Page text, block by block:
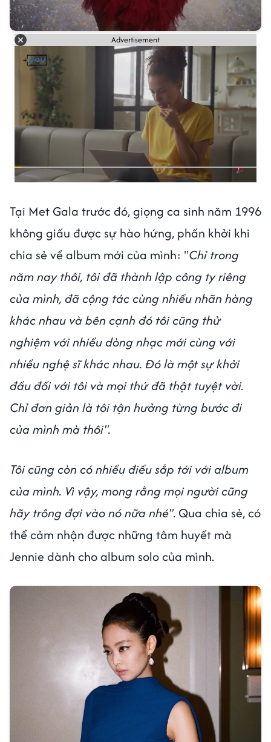
Advertisement
Tại Met Gala trước đó, giọng ca sinh năm 1996
không giấu được sự hào hứng, phấn khởi khi
chia sẻ về album mới của mình: "Chỉ trong
năm nay thôi, tôi đã thành lập công ty riêng
của mình, đã cộng tác cùng nhiều nhãn hàng
khác nhau và bên cạnh đó tôi cũng thử
nghiệm với nhiều dòng nhạc mới cùng với
nhiều nghệ sĩ khác nhau. Đó là một sự khởi
đầu đối với tôi và mọi thứ đã thật tuyệt vời.
Chỉ đơn giản là tôi tận hưởng từng bước đi
của mình mà thôi".
Tôi cũng còn có nhiều điều sắp tới với album
của mình. Vì vậy, mong rằng mọi người cũng
hãy trông đợi vào nó nữa nhé". Qua chia sẻ, có
thể cảm nhận được những tâm huyết mà
Jennie dành cho album solo của mình.